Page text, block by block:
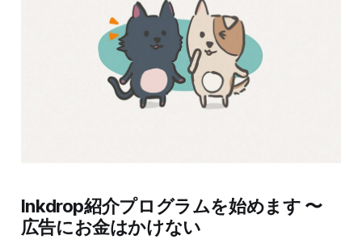
Inkdrop紹介プログラムを始めます 〜
広告にお金はかけない